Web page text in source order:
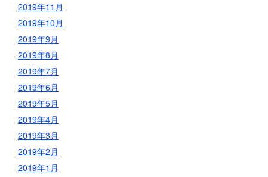
2019年11月
2019年10月
2019年9月
2019年8月
2019年7月
2019年6月
2019年5月
2019年4月
2019年3月
2019年2月
2019年1月